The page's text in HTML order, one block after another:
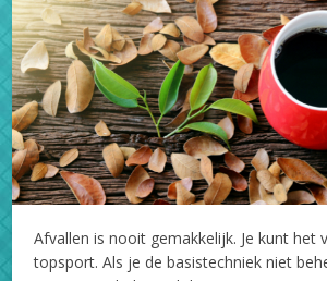
Afvallen is nooit gemakkelijk. Je kunt het
topsport. Als je de basistechniek niet